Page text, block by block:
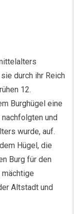
durch ihr Reich
12.
Burghügel eine
nachfolgten und
wurde, auf.
Hügel, die
Burg für den
Altstadt und